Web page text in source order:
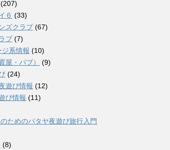
(207)
６ (33)
ズクラブ (67)
ブ (7)
ジ系情報 (10)
屋・パブ）
(9)
(24)
遊び情報 (12)
び情報 (11)
ためのパタヤ夜遊び旅行入門
(8)